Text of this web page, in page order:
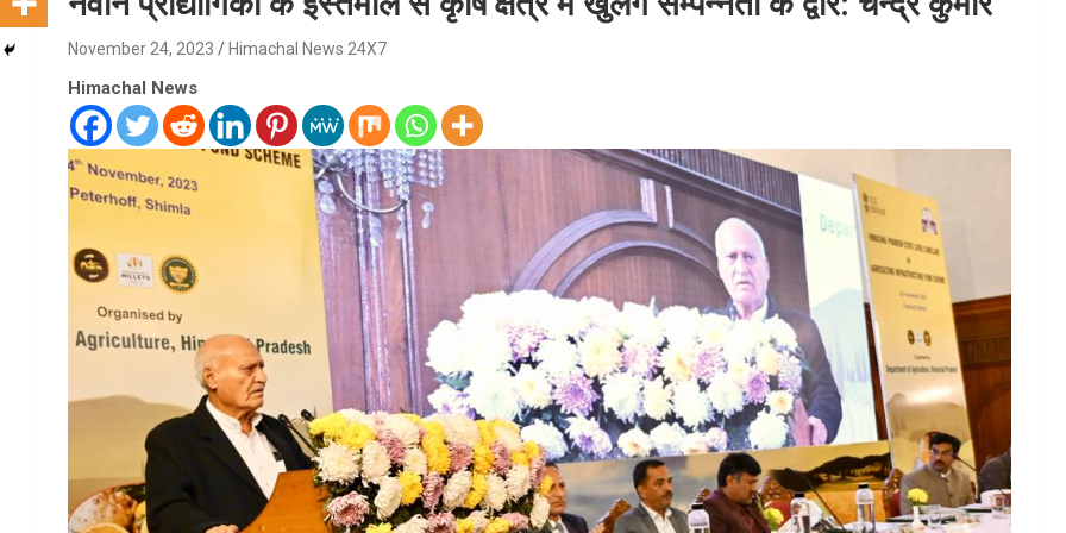
November 24, 2023 Himachal News 24X7
Himachal News